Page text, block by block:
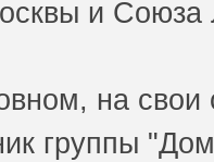
и Союза
на свои
группы